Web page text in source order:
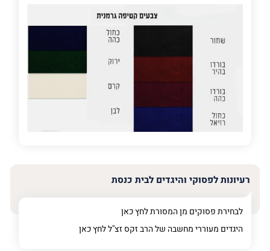
פרט על מה מדובר
רעיונות לפסוקי והיגדים לבית כנסת
לבחירת פסוקים מן המסורת לחץכאן
היגדים מעוררי מחשבה של הרב זקס זצ"ל לחץכאן